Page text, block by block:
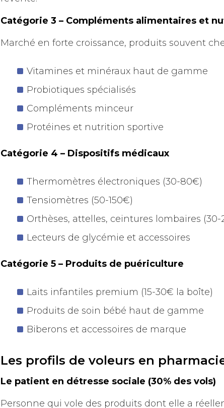
Catégorie 3 – Compléments alimentaires et
Marché en forte croissance, produits souvent
Vitamines et minéraux haut de gamme
Probiotiques spécialisés
Compléments minceur
Protéines et nutrition sportive
Catégorie 4 – Dispositifs médicaux
Thermomètres électroniques (30-80€)
Tensiomètres (50-150€)
Orthèses, attelles, ceintures lombaires (30-
Lecteurs de glycémie et accessoires
Catégorie 5 – Produits de puériculture
Laits infantiles premium (15-30€ la boîte)
Produits de soin bébé haut de gamme
Biberons et accessoires de marque
Les profils de voleurs en
Le patient en détresse sociale (30% des vols)
Personne qui vole des produits dont elle a